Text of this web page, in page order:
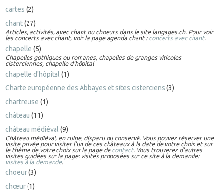
cartes (2)
chant(27)
Articles, activités, avec chant ou choeurs dans le site langages.ch. Pour voir
les concerts avec chant, voir la page agenda chant : concerts avec chant.
chapelle (5)
Chapelles gothiques ou romanes, chapelles de granges viticoles
cisterciennes, chapelle d'hôpital
chapelle d'hôpital (1)
Charte européenne des Abbayes et sites cisterciens (3)
chartreuse (1)
château (11)
château médiéval (9)
Château médiéval, en ruine, disparu ou conservé. Vous pouvez réserver une
visite privée pour visiter l'un de ces châteaux à la date de votre choix et sur
le thème de votre choix sur la page de contact. Vous trouverez d'autres
visites guidées sur la page: visites proposées sur ce site à la demande:
visites à la demande.
choeur(3)
chœur(1)